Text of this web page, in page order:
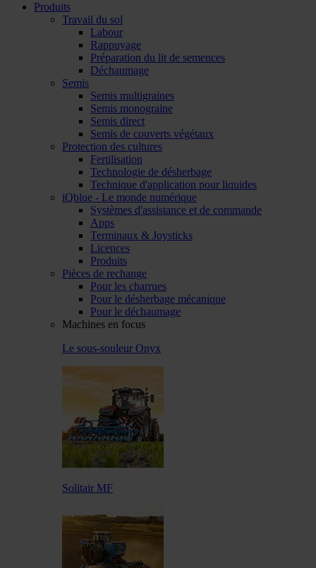
Produits
Travail du sol
Labour
Rappuyage
Préparation du lit de semences
Déchaumage
Semis
Semis multigraines
Semis monograine
Semis direct
Semis de couverts végétaux
Protection des cultures
Fertilisation
Technologie de désherbage
Technique d'application pour liquides
iQblue - Le monde numérique
Systèmes d'assistance et de commande
Apps
Terminaux & Joysticks
Licences
Produits
Pièces de rechange
Pour les charrues
Pour le désherbage mécanique
Pour le déchaumage
Machines en focus
Le sous-souleur Onyx
Solitair MF